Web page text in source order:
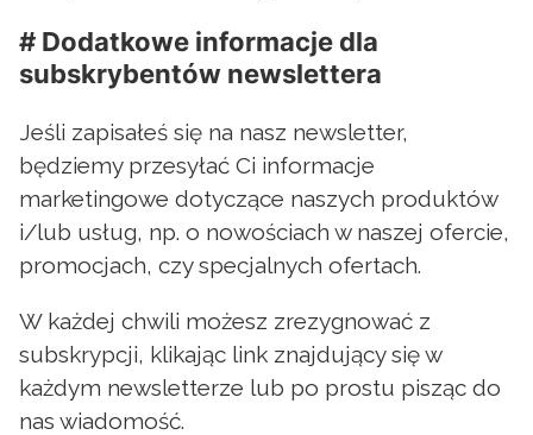
# Dodatkowe informacje dla
subskrybentów newslettera
Jeśli zapisałeś się na nasz newsletter,
będziemy przesyłać Ci informacje
marketingowe dotyczące naszych produktów
i/lub usług, np. o nowościach w naszej ofercie,
promocjach, czy specjalnych ofertach.
W każdej chwili możesz zrezygnować z
subskrypcji, klikając link znajdujący się w
każdym newsletterze lub po prostu pisząc do
nas wiadomość.